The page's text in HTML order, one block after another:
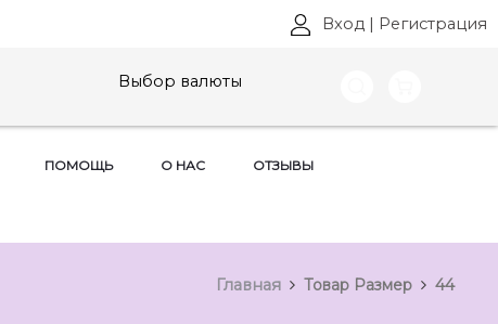
Вход | Регистрация
Выбор валюты
ПОМОЩЬ О НАС ОТЗЫВЫ
Главная Товар Размер 44